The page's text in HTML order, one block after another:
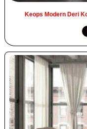
Keops Modern Deri